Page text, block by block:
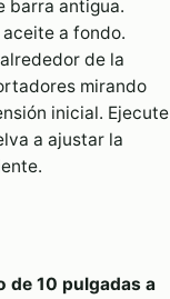
barra antigua.
a fondo.
de la
mirando
inicial. Ejecute
a ajustar la
de 10 pulgadas a